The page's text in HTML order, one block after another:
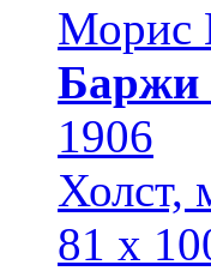
Морис
Баржи
1906
Холст,
81 х